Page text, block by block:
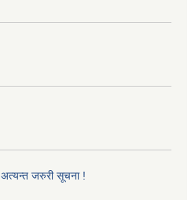
जरुरी सूचना !